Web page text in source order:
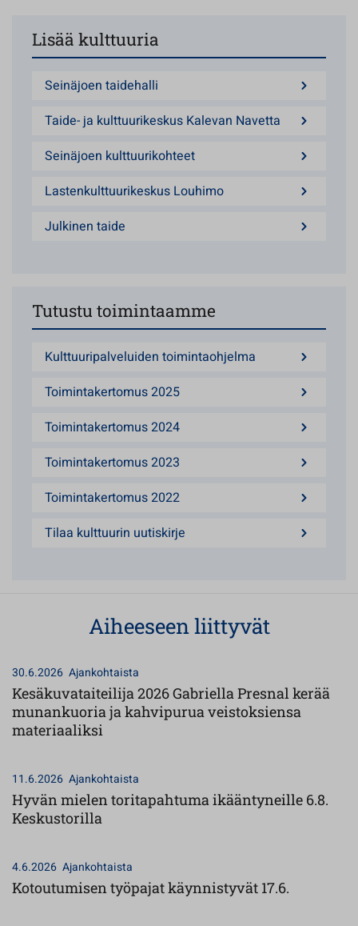
Lisää kulttuuria
Seinäjoen taidehalli
Taide- ja kulttuurikeskus Kalevan Navetta
Seinäjoen kulttuurikohteet
Lastenkulttuurikeskus Louhimo
Julkinen taide
Tutustu toimintaamme
Kulttuuripalveluiden toimintaohjelma
Toimintakertomus 2025
Toimintakertomus 2024
Toimintakertomus 2023
Toimintakertomus 2022
Tilaa kulttuurin uutiskirje
Aiheeseen liittyvät
30.6.2026 Ajankohtaista
Kesäkuvataiteilija 2026 Gabriella Presnal kerää
munankuoria ja kahvipurua veistoksiensa
materiaaliksi
11.6.2026 Ajankohtaista
Hyvän mielen toritapahtuma ikääntyneille 6.8.
Keskustorilla
4.6.2026 Ajankohtaista
Kotoutumisen työpajat käynnistyvät 17.6.